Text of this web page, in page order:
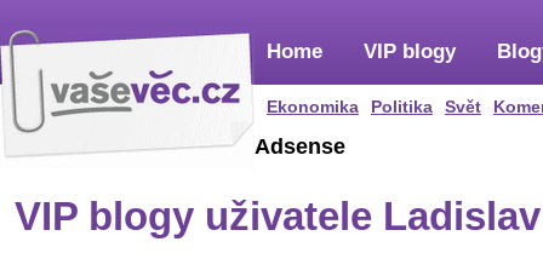
Home
Ekonomika Politika Svět
VIP blogy
Adsense
VIP blogy uživatele